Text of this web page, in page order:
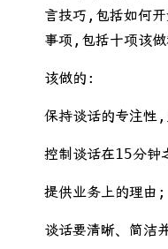
言技巧,包括如何
事项,包括十项该
该做的:
保持谈话的专注性
控制谈话在15分钟
提供业务上的理由;
谈话要清晰、简洁